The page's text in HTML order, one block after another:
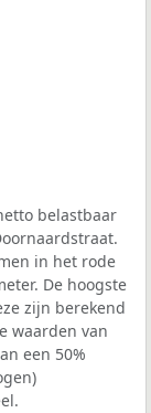
belastbaar
in het rode
De hoogste
zijn berekend
waarden van
een 50%